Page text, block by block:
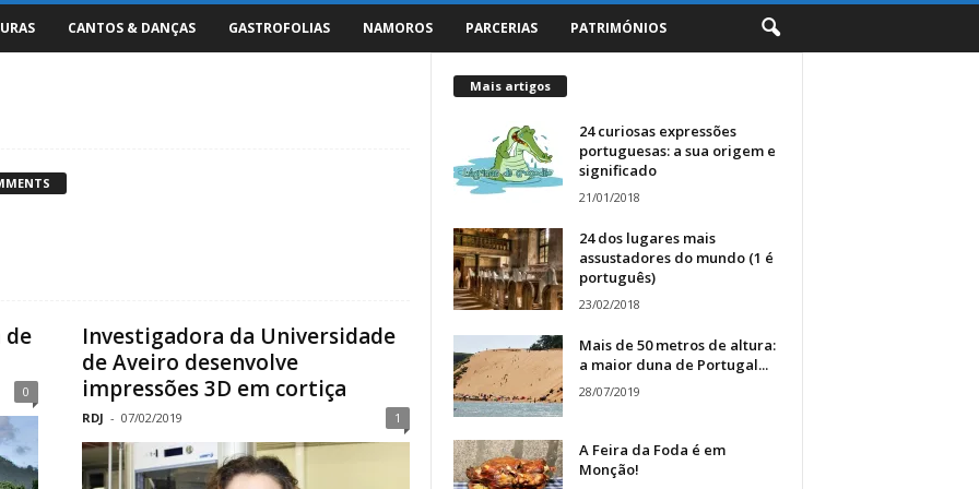
CANTOS & DANÇAS GASTROFOLIAS NAMOROS PARCERIAS PATRIMÓNIOS
de
0
Investigadora da Universidade
de Aveiro desenvolve
impressões 3D em cortiça
RDJ - 07/02/2019 1
Mais artigos
24 curiosas expressões
portuguesas: a sua origem e
significado
21/01/2018
24 dos lugares mais
assustadores do mundo (1 é
português)
23/02/2018
Mais de 50 metros de altura:
a maior duna de Portugal...
28/07/2019
A Feira da Foda é em
Monção!